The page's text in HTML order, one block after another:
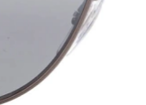
Glasbreedte